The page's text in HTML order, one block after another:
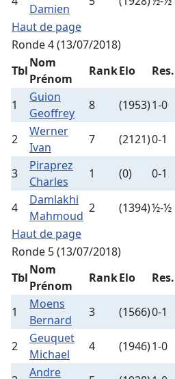
Damien
Haut de page
Ronde 4 (13/07/2018)
Tbl
Nom
Prénom
RankElo Res.
1
Guion
Geoffrey
8 (1953)1-0
2
Werner
Ivan
7 (2121)0-1
3
Piraprez
Charles
1 (0) 0-1
4
Damlakhi
Mahmoud
2 (1394)½-½
Haut de page
Ronde 5 (13/07/2018)
Tbl
Nom
Prénom
RankElo Res.
1
Moens
Bernard
3 (1566)0-1
2
Geuquet
Michael
4 (1946)1-0
Andre